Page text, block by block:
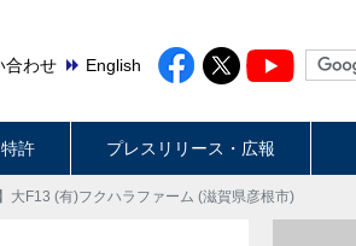
合わせ English
許 プレスリリース・広報
大F13 (有)フクハラファーム (滋賀県彦根市)